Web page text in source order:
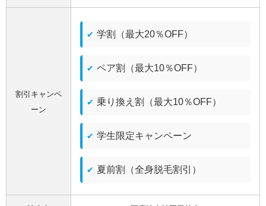
割引キャンペ
ーン
学割（最大20％OFF）
ペア割（最大10％OFF）
乗り換え割（最大10％OFF）
学生限定キャンペーン
夏前割（全身脱毛割引）